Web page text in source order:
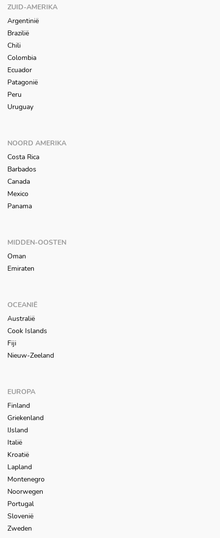
ZUID-AMERIKA
Argentinië
Brazilië
Chili
Colombia
Ecuador
Patagonië
Peru
Uruguay
NOORD AMERIKA
Costa Rica
Barbados
Canada
Mexico
Panama
MIDDEN-OOSTEN
Oman
Emiraten
OCEANIË
Australië
Cook Islands
Fiji
Nieuw-Zeeland
EUROPA
Finland
Griekenland
IJsland
Italië
Kroatië
Lapland
Montenegro
Noorwegen
Portugal
Slovenië
Zweden